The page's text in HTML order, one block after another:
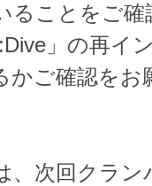
ることをご
」の再イ
かご確認をお
、次回クラン